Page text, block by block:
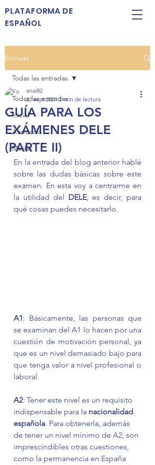
PLATAFORMA DE
ESPAÑOL
Entrada
Todas las entradas
Inicial
Avanzado
Medio
Todas las entradas
GUÍA PARA LOS
EXÁMENES DELE
(PARTE II)
anai82
22 sept 2021 2 min de lectura
En la entrada del blog anterior hablé
sobre las dudas básicas sobre este
examen. En esta voy a centrarme en
la utilidad del DELE, es decir, para
qué cosas puedes necesitarlo.
A1: Básicamente, las personas que
se examinan del A1 lo hacen por una
cuestión de motivación personal, ya
que es un nivel demasiado bajo para
que tenga valor a nivel profesional o
laboral.
A2: Tener este nivel es un requisito
indispensable para la nacionalidad
española. Para obtenerla, además
de tener un nivel mínimo de A2, son
imprescindibles otras cuestiones,
como la permanencia en España